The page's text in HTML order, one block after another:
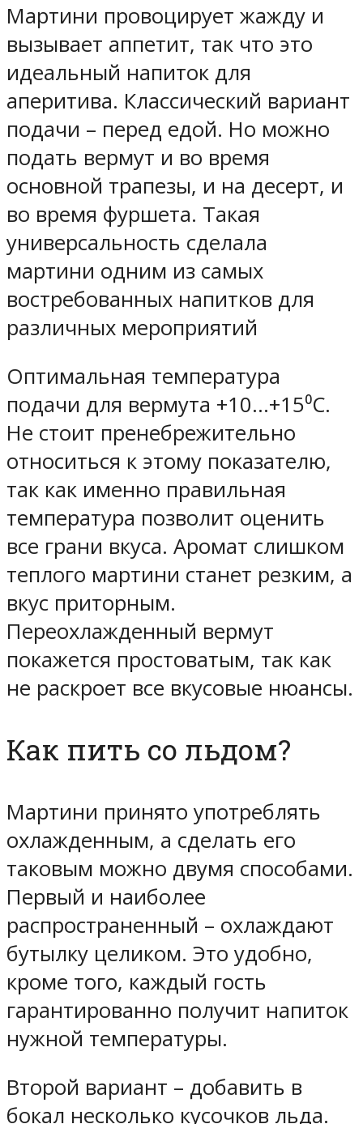
Мартини провоцирует жажду и
вызывает аппетит, так что это
идеальный напиток для
аперитива. Классический вариант
подачи – перед едой. Но можно
подать вермут и во время
основной трапезы, и на десерт, и
во время фуршета. Такая
универсальность сделала
мартини одним из самых
востребованных напитков для
различных мероприятий
Оптимальная температура
подачи для вермута +10…+15⁰С.
Не стоит пренебрежительно
относиться к этому показателю,
так как именно правильная
температура позволит оценить
все грани вкуса. Аромат слишком
теплого мартини станет резким, а
вкус приторным.
Переохлажденный вермут
покажется простоватым, так как
не раскроет все вкусовые нюансы.
Как пить со льдом?
Мартини принято употреблять
охлажденным, а сделать его
таковым можно двумя способами.
Первый и наиболее
распространенный – охлаждают
бутылку целиком. Это удобно,
кроме того, каждый гость
гарантированно получит напиток
нужной температуры.
Второй вариант – добавить в
бокал несколько кусочков льда.